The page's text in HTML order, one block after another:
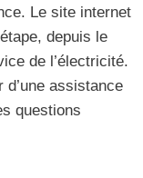
Le site internet
depuis le
de l’électricité.
d’une assistance
questions